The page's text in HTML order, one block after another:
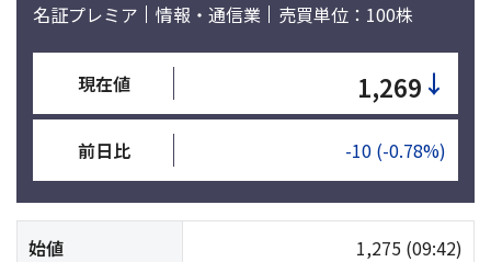
名証プレミア 情報・通信業 売買単位：100株
現在値 1,269 ↓
前日比 -10 (-0.78%)
始値 1,275 (09:42)